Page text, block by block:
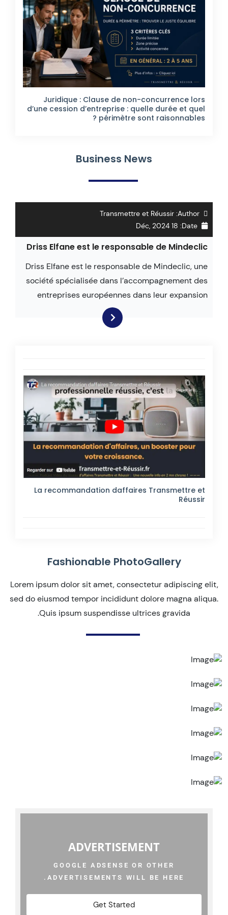
Juridique : Clause de non-concurrence lors
d’une cession d’entreprise : quelle durée et quel
périmètre sont raisonnables ?
Business News
Transmettre et Réussir
18 Déc, 2024
Driss Elfane est le responsable de Mindeclic
Driss Elfane est le responsable de Mindeclic, une
société spécialisée dans l’accompagnement des
entreprises européennes dans leur expansion
La recommandation daffaires Transmettre et
Réussir
Fashionable PhotoGallery
Lorem ipsum dolor sit amet, consectetur adipiscing elit,
sed do eiusmod tempor incididunt dolore magna aliqua.
Quis ipsum suspendisse ultrices gravida.
ADVERTISEMENT
GOOGLE ADSENSE OR OTHER
ADVERTISEMENTS WILL BE HERE.
Get Started